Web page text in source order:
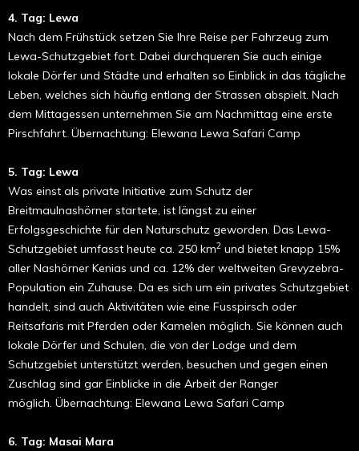
4. Tag: Lewa
Nach dem Frühstück setzen Sie Ihre Reise per Fahrzeug zum
Lewa-Schutzgebiet fort. Dabei durchqueren Sie auch einige
lokale Dörfer und Städte und erhalten so Einblick in das tägliche
Leben, welches sich häufig entlang der Strassen abspielt. Nach
dem Mittagessen unternehmen Sie am Nachmittag eine erste
Pirschfahrt. Übernachtung: Elewana Lewa Safari Camp
5. Tag: Lewa
Was einst als private Initiative zum Schutz der
Breitmaulnashörner startete, ist längst zu einer
Erfolgsgeschichte für den Naturschutz geworden. Das Lewa-
Schutzgebiet umfasst heute ca. 250 km2 und bietet knapp 15%
aller Nashörner Kenias und ca. 12% der weltweiten Grevyzebra-
Population ein Zuhause. Da es sich um ein privates Schutzgebiet
handelt, sind auch Aktivitäten wie eine Fusspirsch oder
Reitsafaris mit Pferden oder Kamelen möglich. Sie können auch
lokale Dörfer und Schulen, die von der Lodge und dem
Schutzgebiet unterstützt werden, besuchen und gegen einen
Zuschlag sind gar Einblicke in die Arbeit der Ranger
möglich. Übernachtung: Elewana Lewa Safari Camp
6. Tag: Masai Mara